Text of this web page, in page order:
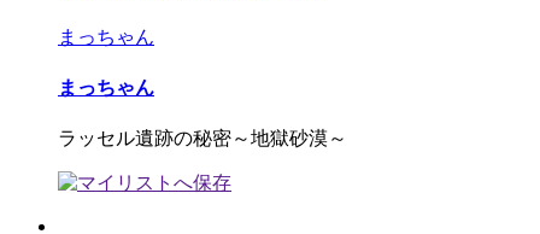
まっちゃん
まっちゃん
ラッセル遺跡の秘密～地獄砂漠～